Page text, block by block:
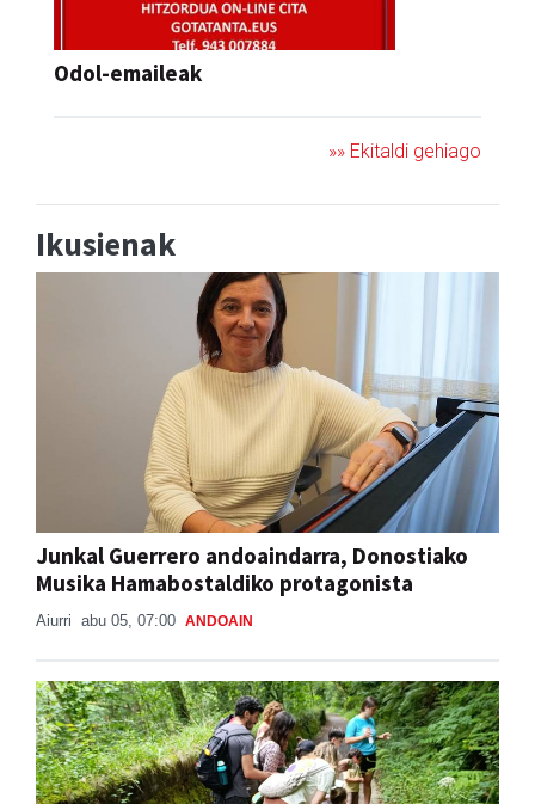
Odol-emaileak
»» Ekitaldi gehiago
Ikusienak
Junkal Guerrero andoaindarra, Donostiako
Musika Hamabostaldiko protagonista
Aiurri abu 05, 07:00 ANDOAIN